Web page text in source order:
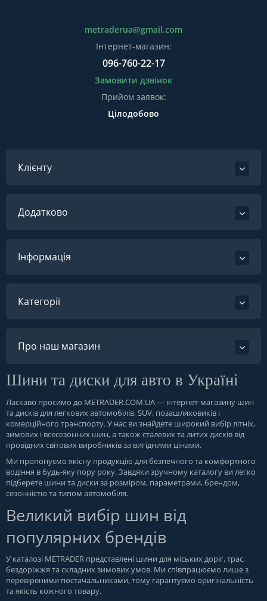
metraderua@gmail.com
Інтернет-магазин:
096-760-22-17
Замовити дзвінок
Прийом заявок:
Цілодобово
Клієнту
Додатково
Інформація
Категорії
Про наш магазин
Шини та диски для авто в Україні
Ласкаво просимо до METRADER.COM.UA— інтернет-магазину шин
та дисків для легкових автомобілів, SUV, позашляховиків і
комерційного транспорту. У нас ви знайдете широкий вибір літніх,
зимових і всесезонних шин, а також сталевих та литих дисків від
провідних світових виробників за вигідними цінами.
Ми пропонуємо якісну продукцію для безпечного та комфортного
водіння в будь-яку пору року. Завдяки зручному каталогу ви легко
підберете шини та диски за розміром, параметрами, брендом,
сезонністю та типом автомобіля.
Великий вибір шин від
популярних брендів
У каталозі METRADER представлені шини для міських доріг, трас,
бездоріжжя та складних зимових умов. Ми співпрацюємо лише з
перевіреними постачальниками, тому гарантуємо оригінальність
та якість кожного товару.